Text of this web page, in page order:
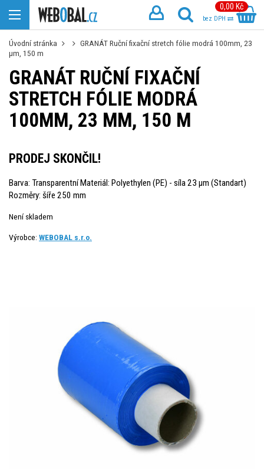
0,00 Kč
bez DPH
Úvodní stránka
GRANÁT Ruční fixační stretch fólie modrá 100mm, 23
µm, 150 m
GRANÁT RUČNÍ FIXAČNÍ
STRETCH FÓLIE MODRÁ
100MM, 23 ΜM, 150 M
PRODEJ SKONČIL!
Barva: Transparentní Materiál: Polyethylen (PE) - síla 23 µm (Standart)
Rozměry: šíře 250 mm
Není skladem
Výrobce: WEBOBAL s.r.o.